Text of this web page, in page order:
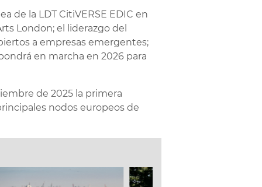
de la LDT CitiVERSE EDIC en
London; el liderazgo del
a empresas emergentes;
en marcha en 2026 para
de 2025 la primera
nodos europeos de